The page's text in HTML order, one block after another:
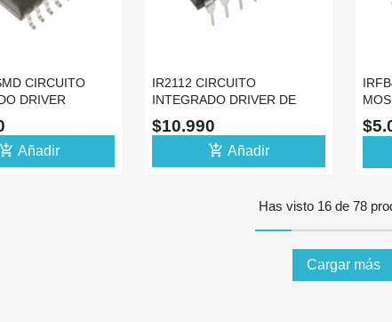
CIRCUITO
DRIVER
UPS
Añadir
IR2112 CIRCUITO
INTEGRADO DRIVER DE
MOSFET PARA INVERSOR
UPS
$10.990
add_shopping_cart Añadir
Has visto 16 de 78
Cargar más